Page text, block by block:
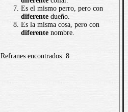
Es el mismo perro, pero con
diferente dueño.
Es la misma cosa, pero con
diferente nombre.
Refranes encontrados: 8